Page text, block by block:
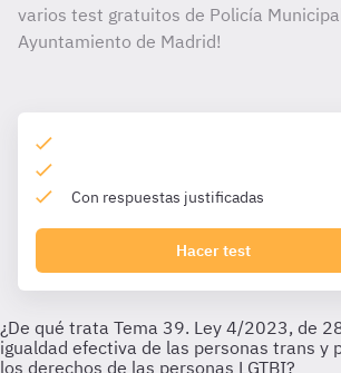
varios test gratuitos de Policía
Ayuntamiento de Madrid!
Con respuestas justificadas
Hacer test